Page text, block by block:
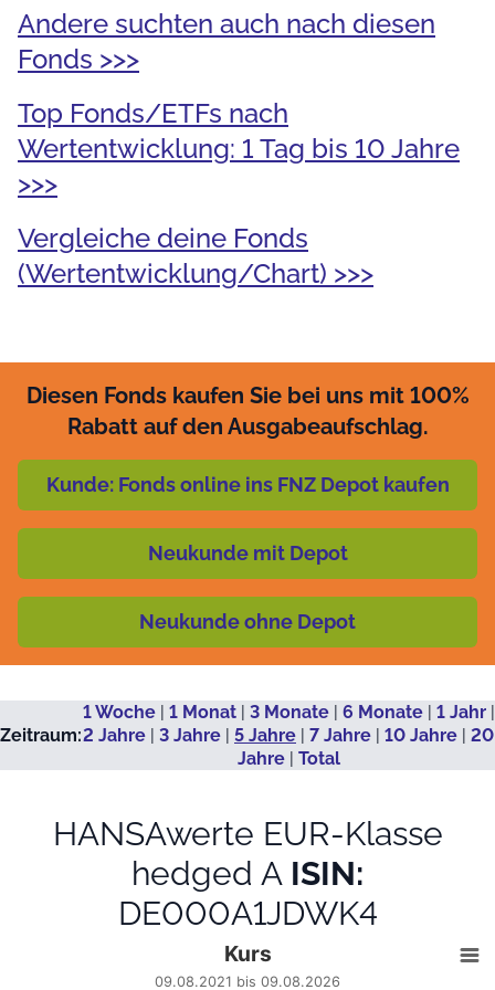
Andere suchten auch nach diesen
Fonds >>>
Top Fonds/ETFs nach
Wertentwicklung: 1 Tag bis 10 Jahre
>>>
Vergleiche deine Fonds
(Wertentwicklung/Chart) >>>
Diesen Fonds kaufen Sie bei uns mit 100%
Rabatt auf den Ausgabeaufschlag.
Kunde: Fonds online ins FNZ Depot kaufen
Neukunde mit Depot
Neukunde ohne Depot
Zeitraum:
1 Woche| 1 Monat| 3 Monate| 6 Monate| 1 Jahr|
2 Jahre | 3 Jahre | 5 Jahre | 7 Jahre | 10 Jahre | 20
Jahre| Total
HANSAwerte EUR-Klasse
hedged A ISIN:
DE000A1JDWK4
Line chart with 1241 data points.
Kurs
09.08.2021 bis 09.08.2026